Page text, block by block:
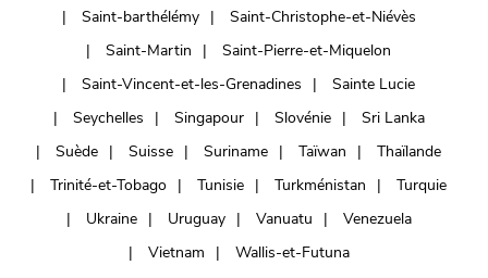
Saint-barthélémy
Saint-Christophe-et-Niévès
Saint-Martin
Saint-Pierre-et-Miquelon
Saint-Vincent-et-les-Grenadines
Sainte Lucie
Seychelles
Singapour Slovénie
Sri Lanka
Suède
Suisse Suriname Taïwan
Thaïlande
Trinité-et-Tobago
Tunisie Turkménistan
Turquie
Ukraine
Uruguay Vanuatu
Venezuela
Vietnam
Wallis-et-Futuna